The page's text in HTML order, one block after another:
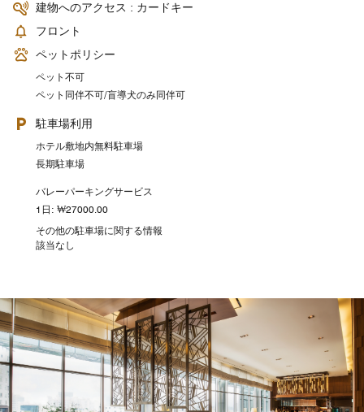
建物へのアクセス : カードキー
フロント
ペットポリシー
ペット不可
ペット同伴不可/盲導犬のみ同伴可
駐車場利用
ホテル敷地内無料駐車場
長期駐車場
バレーパーキングサービス
1日: ₩27000.00
その他の駐車場に関する情報
該当なし